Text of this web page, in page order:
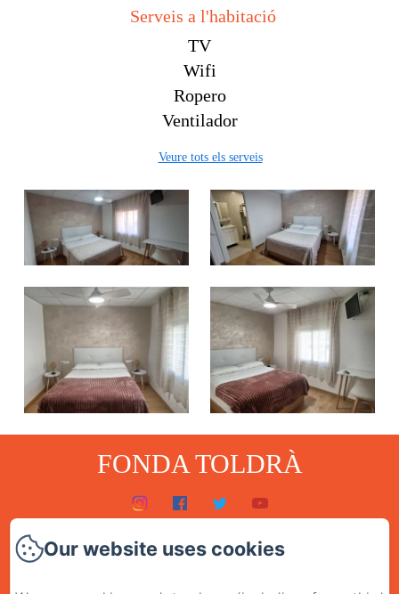
Serveis a l'habitació
TV
Wifi
Ropero
Ventilador
Veure tots els serveis
FONDA TOLDRÀ
Our website uses cookies